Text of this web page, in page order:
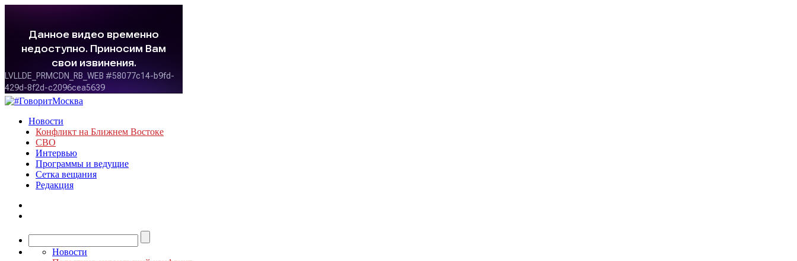
Новости
Конфликт на Ближнем Востоке
СВО
Интервью
Программы и ведущие
Сетка вещания
Редакция
Новости